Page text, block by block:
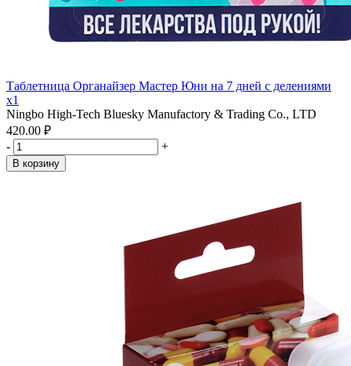
Таблетница Органайзер Мастер Юни на 7 дней с делениями
x1
Ningbo High-Tech Bluesky Manufactory & Trading Co., LTD
420.00 ₽
-
+
В корзину